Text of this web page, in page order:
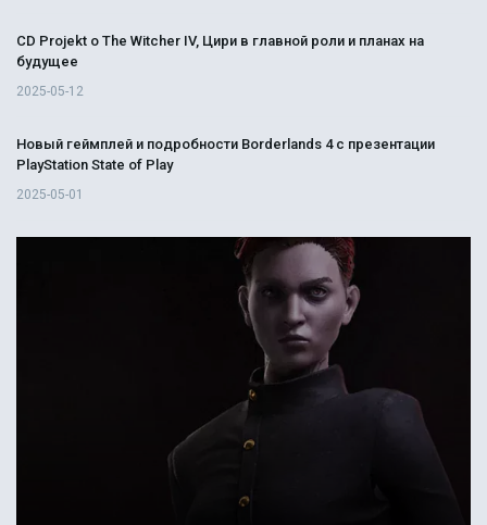
CD Projekt о The Witcher IV, Цири в главной роли и планах на
будущее
2025-05-12
Новый геймплей и подробности Borderlands 4 с презентации
PlayStation State of Play
2025-05-01